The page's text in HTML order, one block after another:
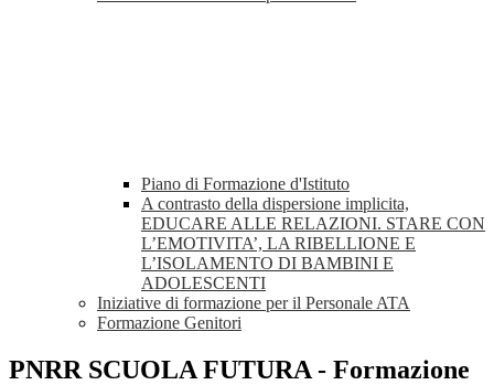
Piano di Formazione d'Istituto
A contrasto della dispersione implicita,
EDUCARE ALLE RELAZIONI. STARE CON
L’EMOTIVITA’, LA RIBELLIONE E
L’ISOLAMENTO DI BAMBINI E
ADOLESCENTI
Iniziative di formazione per il Personale ATA
Formazione Genitori
PNRR SCUOLA FUTURA - Formazione